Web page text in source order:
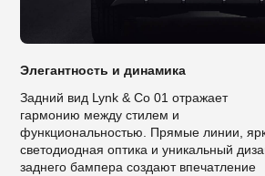
Элегантность и динамика
Задний вид Lynk & Co 01 отражает
гармонию между стилем и
функциональностью. Прямые линии,
светодиодная оптика и уникальный
заднего бампера создают впечатление